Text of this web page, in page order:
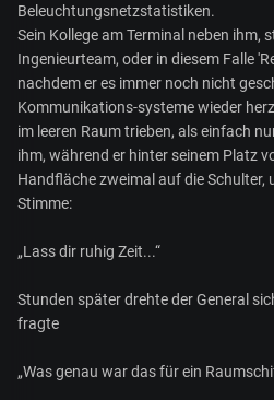
Beleuchtungsnetzstatistiken.
Sein Kollege am Terminal neben ihm,
Ingenieurteam, oder in diesem Falle
nachdem er es immer noch nicht
Kommunikations-systeme wieder
im leeren Raum trieben, als einfach
ihm, während er hinter seinem Platz
Handfläche zweimal auf die Schulter,
Stimme:
„Lass dir ruhig Zeit...“
Stunden später drehte der General
fragte
„Was genau war das für ein